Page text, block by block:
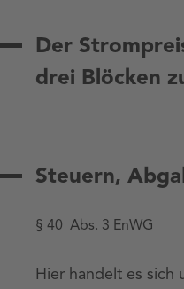
Der
drei Blöcken
Steuern,
§ 40 Abs. 3 EnWG
Hier handelt es sich